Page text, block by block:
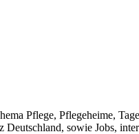
Pflege, Pflegeheime,
sowie Jobs,